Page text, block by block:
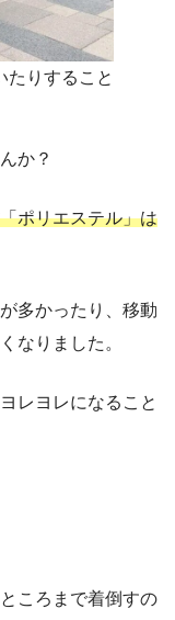
たりすること
か？
ポリエステル」は
多かったり、移動
なりました。
レヨレになること
ころまで着倒すの